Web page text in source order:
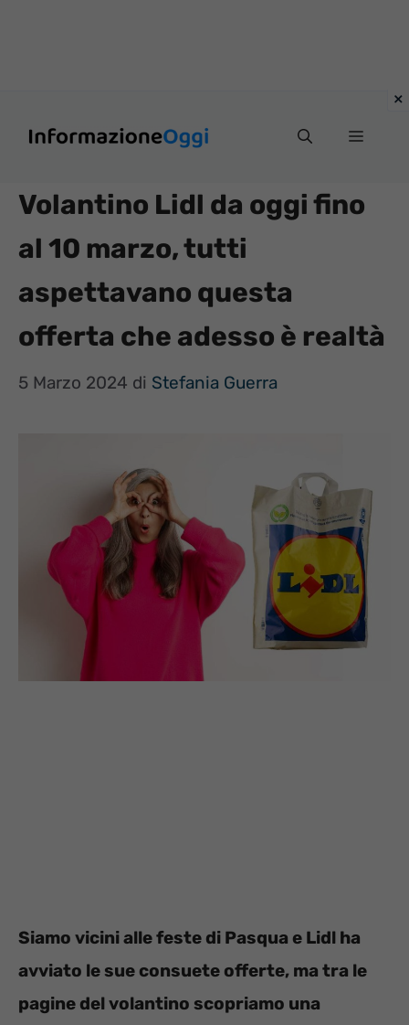
Menu
Volantino Lidl da oggi fino
al 10 marzo, tutti
aspettavano questa
offerta che adesso è realtà
5 Marzo 2024 di Stefania Guerra
Siamo vicini alle feste di Pasqua e Lidl ha
avviato le sue consuete offerte, ma tra le
pagine del volantino scopriamo una